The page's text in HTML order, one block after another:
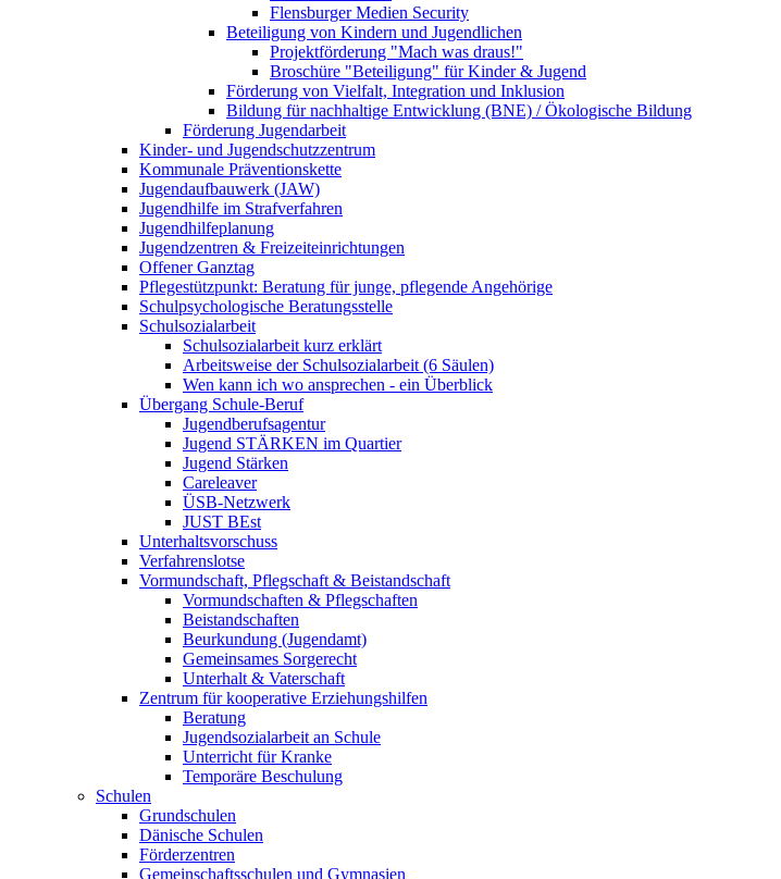
Flensburger Medien Security
Beteiligung von Kindern und Jugendlichen
Projektförderung "Mach was draus!"
Broschüre "Beteiligung" für Kinder & Jugend
Förderung von Vielfalt, Integration und Inklusion
Bildung für nachhaltige Entwicklung (BNE) / Ökologische Bildung
Förderung Jugendarbeit
Kinder- und Jugendschutzzentrum
Kommunale Präventionskette
Jugendaufbauwerk (JAW)
Jugendhilfe im Strafverfahren
Jugendhilfeplanung
Jugendzentren & Freizeiteinrichtungen
Offener Ganztag
Pflegestützpunkt: Beratung für junge, pflegende Angehörige
Schulpsychologische Beratungsstelle
Schulsozialarbeit
Schulsozialarbeit kurz erklärt
Arbeitsweise der Schulsozialarbeit (6 Säulen)
Wen kann ich wo ansprechen - ein Überblick
Übergang Schule-Beruf
Jugendberufsagentur
Jugend STÄRKEN im Quartier
Jugend Stärken
Careleaver
ÜSB-Netzwerk
JUST BEst
Unterhaltsvorschuss
Verfahrenslotse
Vormundschaft, Pflegschaft & Beistandschaft
Vormundschaften & Pflegschaften
Beistandschaften
Beurkundung (Jugendamt)
Gemeinsames Sorgerecht
Unterhalt & Vaterschaft
Zentrum für kooperative Erziehungshilfen
Beratung
Jugendsozialarbeit an Schule
Unterricht für Kranke
Temporäre Beschulung
Schulen
Grundschulen
Dänische Schulen
Förderzentren
Gemeinschaftsschulen und Gymnasien